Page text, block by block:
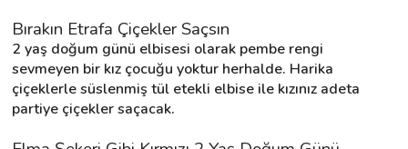
Bırakın Etrafa Çiçekler Saçsın
2 yaş doğum günü elbisesi olarak pembe rengi
sevmeyen bir kız çocuğu yoktur herhalde. Harika
çiçeklerle süslenmiş tül etekli elbise ile kızınız adeta
partiye çiçekler saçacak.